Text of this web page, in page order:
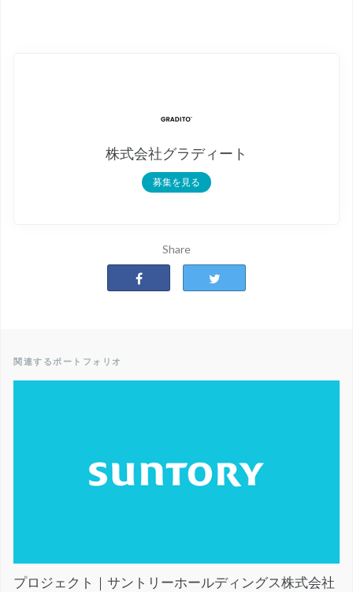
株式会社グラディート
募集を見る
Share
関連するポートフォリオ
プロジェクト｜サントリーホールディングス株式会社